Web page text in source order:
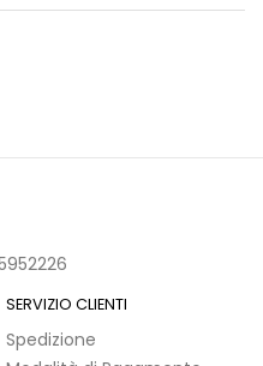
SERVIZIO CLIENTI
Spedizione